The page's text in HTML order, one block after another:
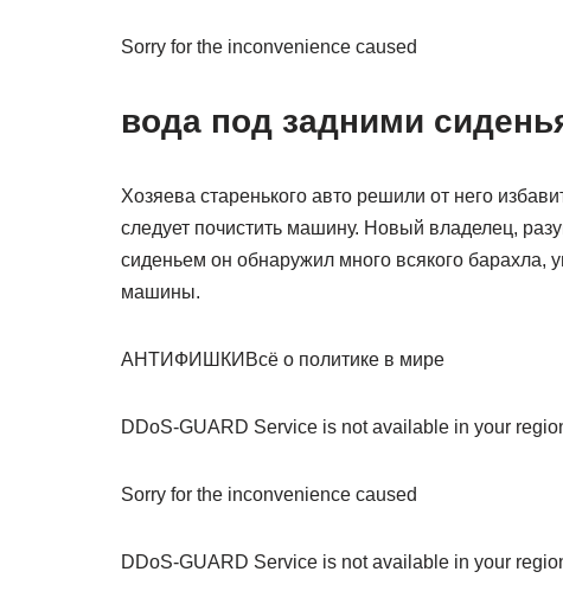
Sorry for the inconvenience caused
вода под задними
Хозяева старенького авто решили от него
следует почистить машину. Новый владелец,
сиденьем он обнаружил много всякого барахла,
машины.
АНТИФИШКИВсё о политике в мире
DDoS-GUARD Service is not available in your
Sorry for the inconvenience caused
DDoS-GUARD Service is not available in your